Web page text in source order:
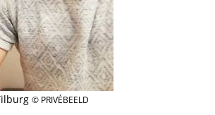
© PRIVÉBEELD